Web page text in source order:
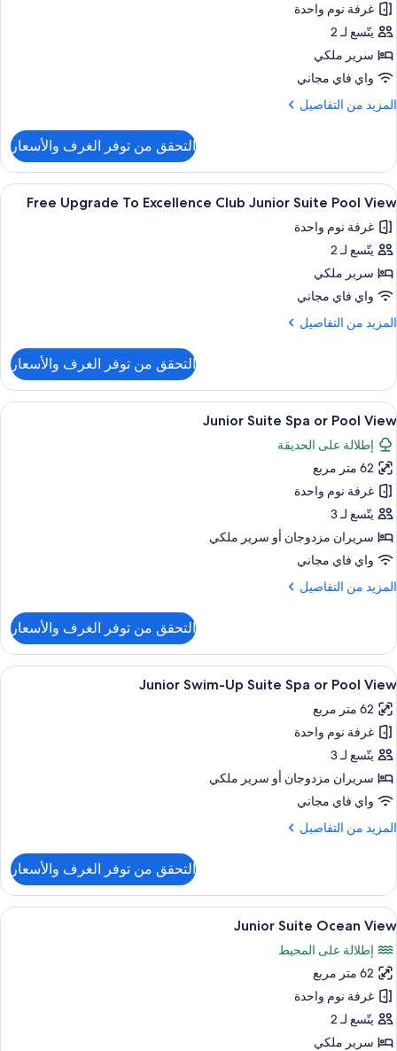
Ocean
View
Free
Upgrade
To
Two-
Story
Suite
Spa
or
Pool
View
غرفة نوم واحدة
يتّسع لـ 2
سرير ملكي
واي فاي مجاني
المزيد من التفاصيل
المزيد
Free
Upgrade
To
Story
Rooftop
Suite
Spa
Pool
التحقق من توفر الغرف والأسعار
استعراض
جميع
صور
Free
Upgrade
To
Excellence
Club
Suite
Pool
View
أغطية فراش متميزة وأسرّة بطبقة علوية
7
Free Upgrade To Excellence Club Junior Suite Pool View
غرفة نوم واحدة
يتّسع لـ 2
سرير ملكي
واي فاي مجاني
المزيد من التفاصيل
المزيد
Free
Upgrade
To
Excellence
Club
Junior
Suite
Pool
View
التحقق من توفر الغرف والأسعار
استعراض
جميع
صور
Junior
Suite
Spa
or
Pool
View
أغطية فراش متميزة وأسرّة بطبقة علوية
6
Junior Suite Spa or Pool View
إطلالة على الحديقة
62 متر مربع
غرفة نوم واحدة
يتّسع لـ 3
سريران مزدوجان‫‬ أو سرير ملكي
واي فاي مجاني
المزيد من التفاصيل
المزيد
Junior
Suite
Spa
Pool
View
التحقق من توفر الغرف والأسعار
استعراض
جميع
صور
Junior
Swim-
Up
Suite
Spa
or
6
Junior Swim-Up Suite Spa or Pool View
62 متر مربع
غرفة نوم واحدة
يتّسع لـ 3
سريران مزدوجان‫‬ أو سرير ملكي
واي فاي مجاني
المزيد من التفاصيل
المزيد
Junior
Swim-
Up
Spa
or
Pool
View
التحقق من توفر الغرف والأسعار
استعراض
جميع
صور
Junior
Suite
Ocean
View
أغطية فراش متميزة وأسرّة بطبقة علوية
6
Junior Suite Ocean View
إطلالة على المحيط
62 متر مربع
غرفة نوم واحدة
يتّسع لـ 2
سرير ملكي